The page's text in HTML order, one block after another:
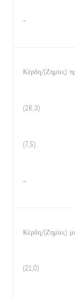
–
Κέρδη/(Ζημίες)
(26,3)
(7,5)
–
Κέρδη/(Ζημίες)
(21,0)